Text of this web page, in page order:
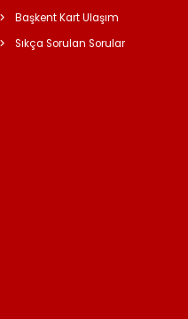
Başkent Kart Ulaşım
Sıkça Sorulan Sorular